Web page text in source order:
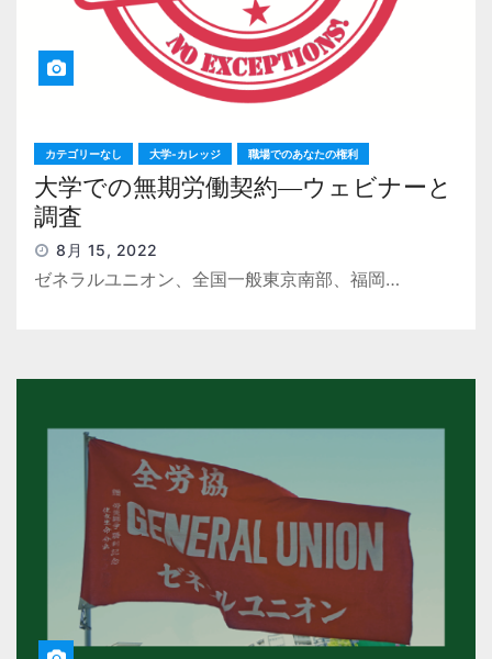
カテゴリーなし 大学-カレッジ 職場でのあなたの権利
大学での無期労働契約―ウェビナーと
調査
8月 15, 2022
ゼネラルユニオン、全国一般東京南部、福岡…